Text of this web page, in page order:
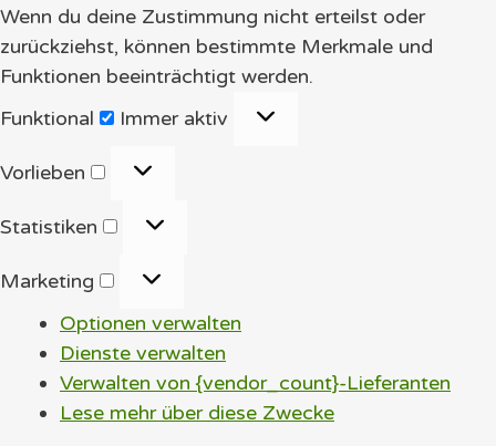
Wenn du deine Zustimmung nicht erteilst oder
zurückziehst, können bestimmte Merkmale und
Funktionen beeinträchtigt werden.
Funktional
Funktional
Immer aktiv
Vorlieben
Vorlieben
Statistiken
Statistiken
Marketing
Marketing
Optionen verwalten
Dienste verwalten
Verwalten von {vendor_count}-Lieferanten
Lese mehr über diese Zwecke